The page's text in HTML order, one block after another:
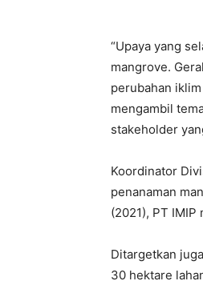
“Upaya yang
mangrove.
perubahan
mengambil
stakeholder
Koordinator
penanaman
(2021), PT
Ditargetkan
30 hektare